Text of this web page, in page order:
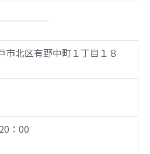
市北区有野中町１丁目１８
：00